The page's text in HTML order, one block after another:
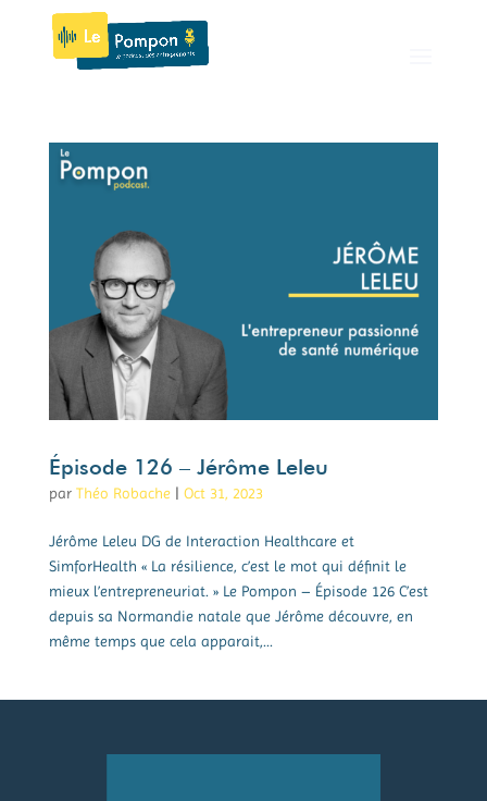
Épisode 126 – Jérôme Leleu
par Théo Robache| Oct 31, 2023
Jérôme Leleu DG de Interaction Healthcare et
SimforHealth « La résilience, c’est le mot qui définit le
mieux l’entrepreneuriat. » Le Pompon – Épisode 126 C’est
depuis sa Normandie natale que Jérôme découvre, en
même temps que cela apparait,...